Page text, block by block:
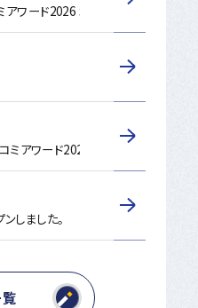
アワード2026 北海道・東北部門で第
ミアワード2025 地方都市部門で第
しました。